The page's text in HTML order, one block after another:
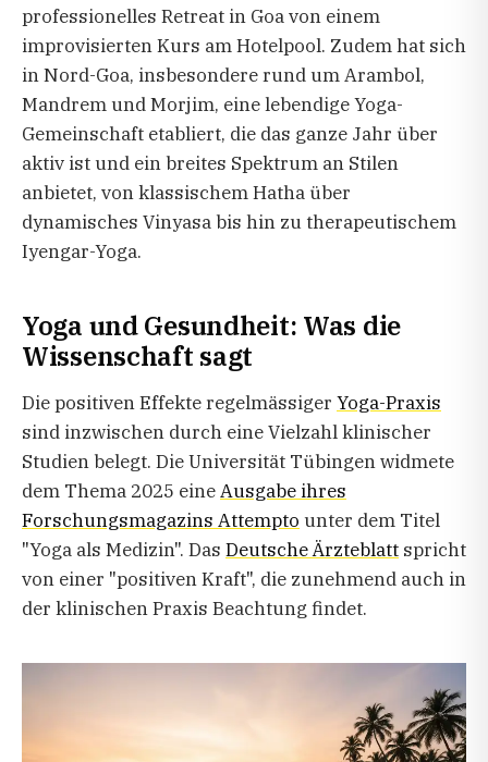
professionelles Retreat in Goa von einem
improvisierten Kurs am Hotelpool. Zudem hat sich
in Nord-Goa, insbesondere rund um Arambol,
Mandrem und Morjim, eine lebendige Yoga-
Gemeinschaft etabliert, die das ganze Jahr über
aktiv ist und ein breites Spektrum an Stilen
anbietet, von klassischem Hatha über
dynamisches Vinyasa bis hin zu therapeutischem
Iyengar-Yoga.
Yoga und Gesundheit: Was die
Wissenschaft sagt
Die positiven Effekte regelmässiger Yoga-Praxis
sind inzwischen durch eine Vielzahl klinischer
Studien belegt. Die Universität Tübingen widmete
dem Thema 2025 eineAusgabe ihres
Forschungsmagazins Attempto unter dem Titel
"Yoga als Medizin". Das Deutsche Ärzteblatt spricht
von einer "positiven Kraft", die zunehmend auch in
der klinischen Praxis Beachtung findet.